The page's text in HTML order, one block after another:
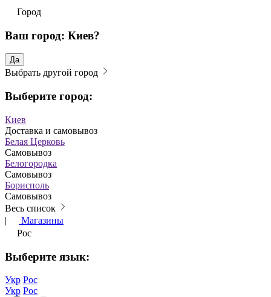
Город
Ваш город: Киев?
Да
Выбрать другой город
Выберите город:
Киев
Доставка и самовывоз
Белая Церковь
Самовывоз
Белогородка
Самовывоз
Борисполь
Самовывоз
Весь список
|
Магазины
Рос
Выберите язык:
Укр Рос
Укр Рос